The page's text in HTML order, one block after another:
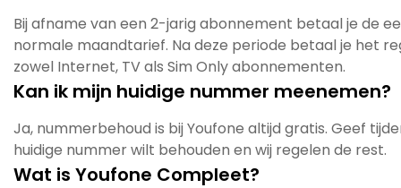
Bij afname van een 2-jarig abonnement betaal je de
normale maandtarief. Na deze periode betaal je het
zowel Internet, TV als Sim Only abonnementen.
Kan ik mijn huidige nummer meenemen?
Ja, nummerbehoud is bij Youfone altijd gratis. Geef
huidige nummer wilt behouden en wij regelen de rest.
Wat is Youfone Compleet?